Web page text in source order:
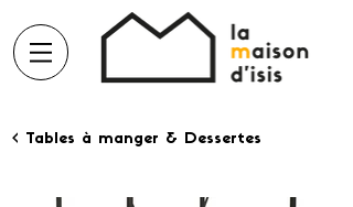
< Tables à manger & Dessertes